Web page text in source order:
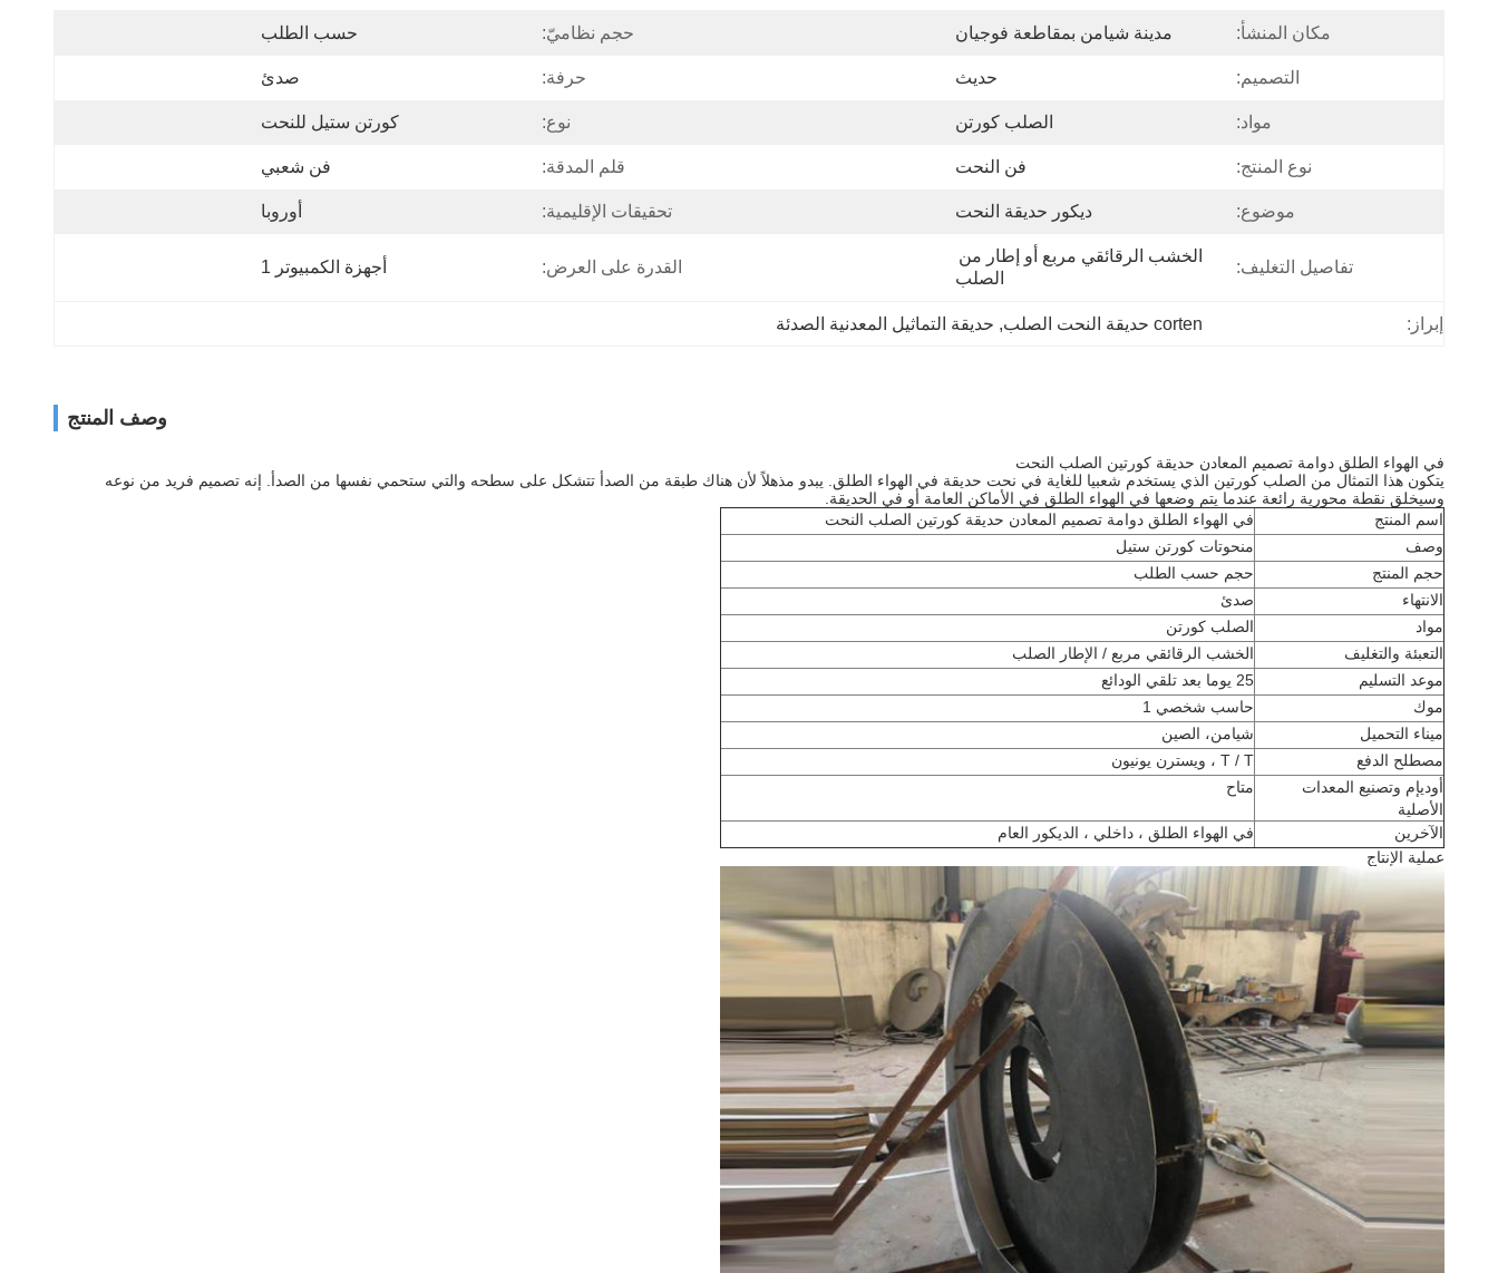
مكان المنشأ: مدينة شيامن بمقاطعة فوجيان حجم نظاميّ: حسب الطلب
التصميم: حديث حرفة: صدئ
مواد: الصلب كورتن نوع: كورتن ستيل للنحت
نوع المنتج: فن النحت قلم المدقة: فن شعبي
موضوع: ديكور حديقة النحت تحقيقات الإقليمية: أوروبا
تفاصيل التغليف:
الصلب
القدرة على العرض: أجهزة الكمبيوتر 1
إبراز: corten حديقة النحت الصلب , حديقة التماثيل المعدنية الصدئة
وصف المنتج
في الهواء الطلق دوامة تصميم المعادن حديقة كورتين الصلب النحت
يتكون هذا التمثال من الصلب كورتين الذي يستخدم شعبيا للغاية في نحت حديقة في الهواء الطلق. يبدو مذهلاً لأن هناك طبقة من الصدأ تتشكل على سطحه والتي ستحمي نفسها من الصدأ. إنه تصميم فريد من نوعه
وسيخلق نقطة محورية رائعة عندما يتم وضعها في الهواء الطلق في الأماكن العامة أو في الحديقة.
اسم المنتج
في الهواء الطلق دوامة تصميم المعادن حديقة كورتين الصلب النحت
وصف
منحوتات كورتن ستيل
حجم المنتج
حجم حسب الطلب
الانتهاء
صدئ
مواد
الصلب كورتن
التعبئة والتغليف
الخشب الرقائقي مربع / الإطار الصلب
موعد التسليم
25 يوما بعد تلقي الودائع
موك
حاسب شخصي 1
ميناء التحميل
شيامن، الصين
مصطلح الدفع
T / T ، ويسترن يونيون
أوديإم وتصنيع المعدات
الأصلية
متاح
الآخرين
في الهواء الطلق ، داخلي ، الديكور العام
عملية الإنتاج